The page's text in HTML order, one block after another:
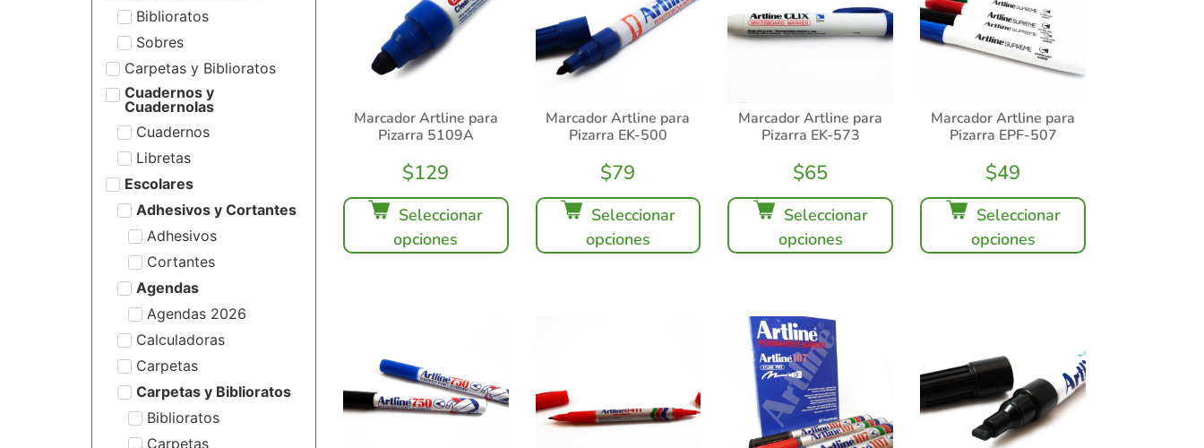
Biblioratos
Sobres
Carpetas y Biblioratos
Cuadernos y
Cuadernolas
Cuadernos
Libretas
Escolares
Adhesivos y Cortantes
Adhesivos
Cortantes
Agendas
Agendas 2026
Calculadoras
Carpetas
Carpetas y Biblioratos
Biblioratos
Carpetas
Marcador Artline para
Pizarra 5109A
$129
Seleccionar
opciones
Marcador Artline para
Pizarra EK-500
$79
Seleccionar
opciones
Marcador Artline para
Pizarra EK-573
$65
Seleccionar
opciones
Marcador Artline para
Pizarra EPF-507
$49
Seleccionar
opciones